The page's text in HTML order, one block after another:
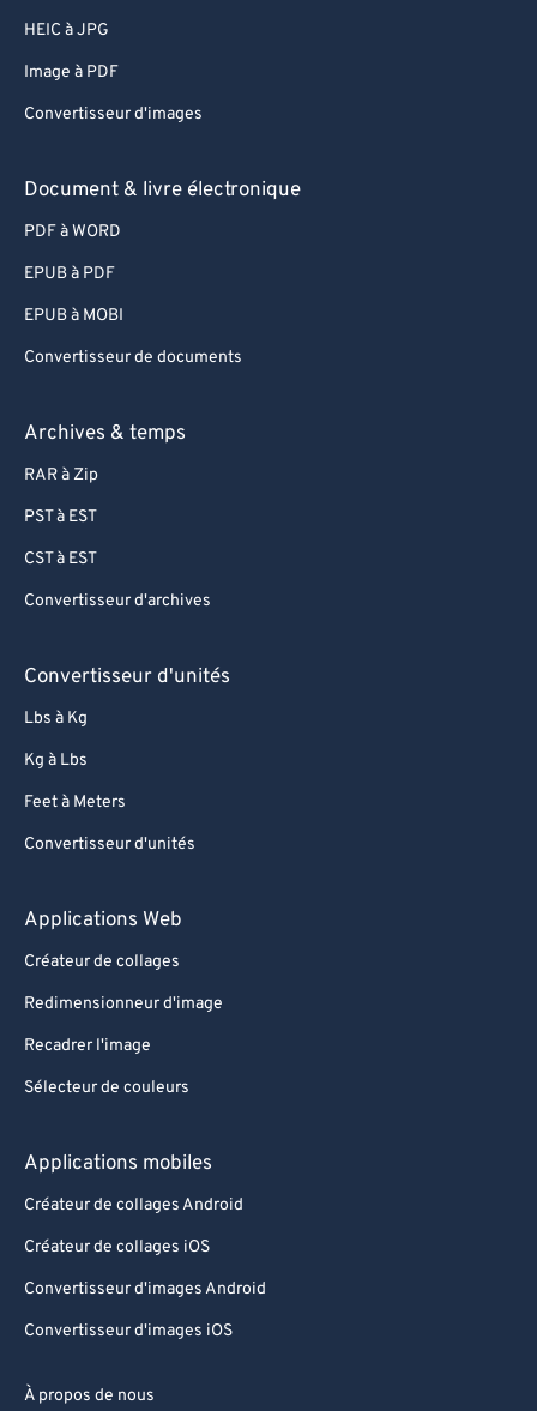
HEIC à JPG
Image à PDF
Convertisseur d'images
Document & livre électronique
PDF à WORD
EPUB à PDF
EPUB à MOBI
Convertisseur de documents
Archives & temps
RAR à Zip
PST à EST
CST à EST
Convertisseur d'archives
Convertisseur d'unités
Lbs à Kg
Kg à Lbs
Feet à Meters
Convertisseur d'unités
Applications Web
Créateur de collages
Redimensionneur d'image
Recadrer l'image
Sélecteur de couleurs
Applications mobiles
Créateur de collages Android
Créateur de collages iOS
Convertisseur d'images Android
Convertisseur d'images iOS
À propos de nous